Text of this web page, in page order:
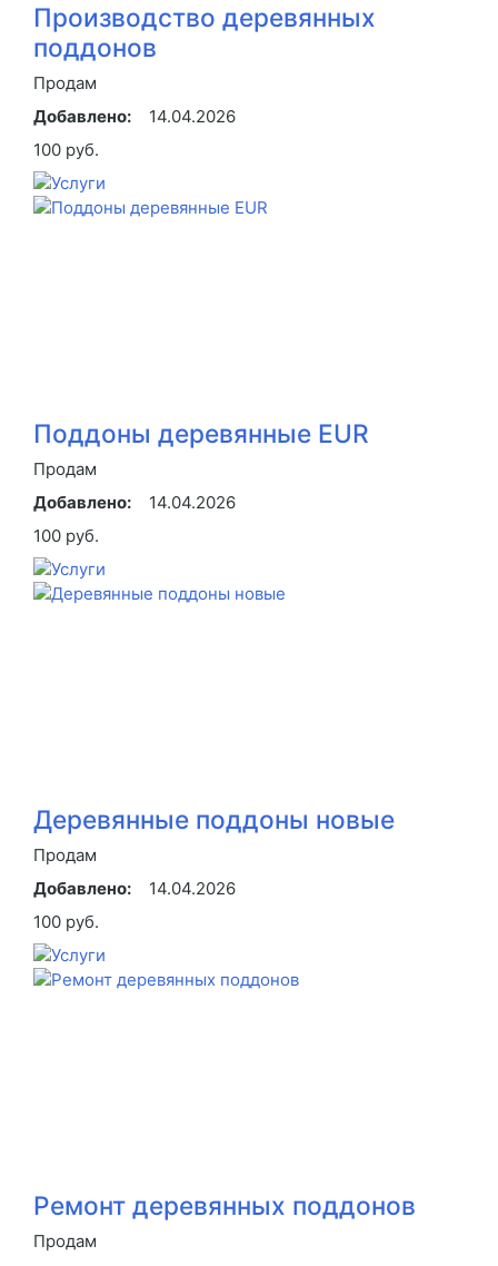
Производство деревянных
поддонов
Продам
Добавлено:
14.04.2026
100 руб.
Поддоны деревянные EUR
Продам
Добавлено:
14.04.2026
100 руб.
Деревянные поддоны новые
Продам
Добавлено:
14.04.2026
100 руб.
Ремонт деревянных поддонов
Продам